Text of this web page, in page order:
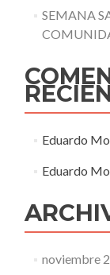
SEMANA
Eduardo
Eduardo
noviembre